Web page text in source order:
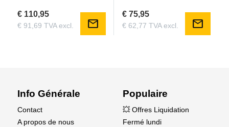
€ 110,95
€ 91,69 TVA excl. mail
€ 75,95
€ 62,77 TVA excl. mail
Info Générale
Contact
A propos de nous
Populaire
💥 Offres Liquidation
Fermé lundi